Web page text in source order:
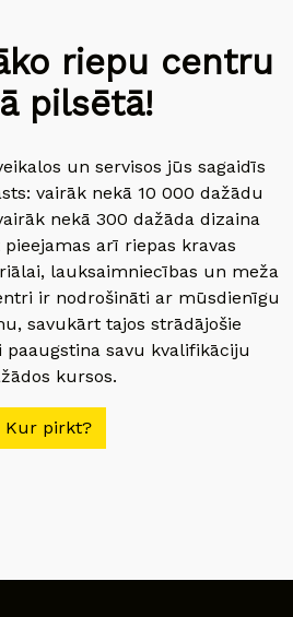
riepu centru
pilsētā!
un servisos jūs sagaidīs
vairāk nekā 10 000 dažādu
nekā 300 dažāda dizaina
arī riepas kravas
lauksaimniecības un meža
ir nodrošināti ar mūsdienīgu
savukārt tajos strādājošie
savu kvalifikāciju
kursos.
Kur pirkt?